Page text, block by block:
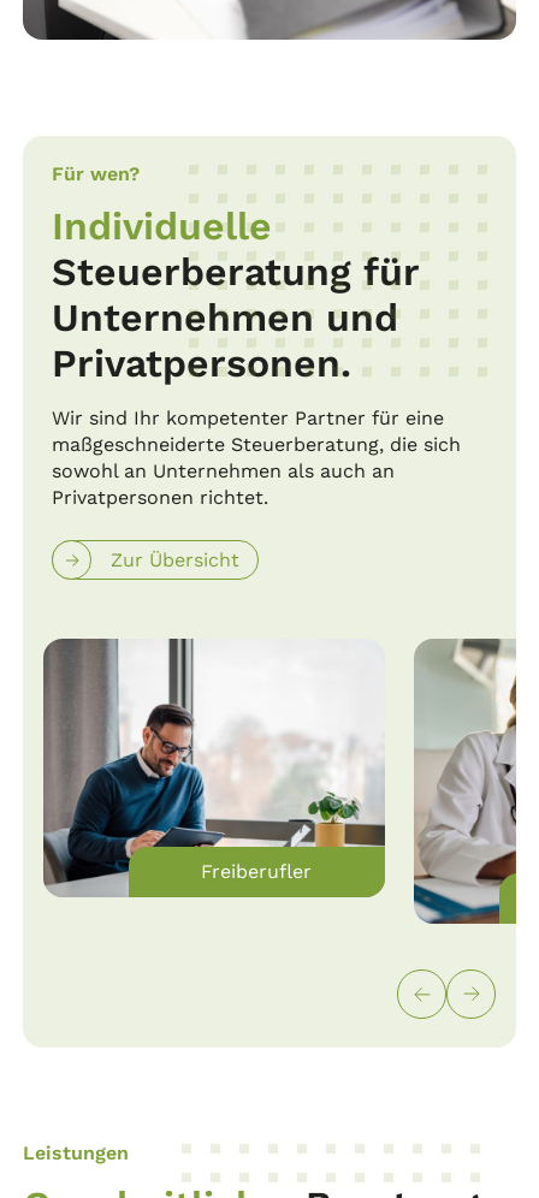
Für wen?
Individuelle
Steuerberatung für
Unternehmen und
Privatpersonen.
Wir sind Ihr kompetenter Partner für eine
maßgeschneiderte Steuerberatung, die sich
sowohl an Unternehmen als auch an
Privatpersonen richtet.
Zur Übersicht
Freiberufler
Leistungen